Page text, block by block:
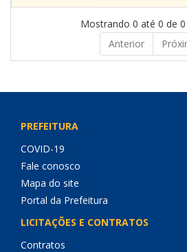
Mostrando 0 até 0 de
Anterior
PREFEITURA
COVID-19
Fale conosco
Mapa do site
Portal da Prefeitura
LICITAÇÕES E CONTRATOS
Contratos